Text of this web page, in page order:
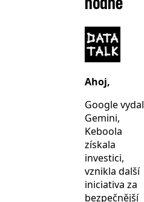
hodně
Ahoj,
Google vydal
Gemini,
Keboola
získala
investici,
vznikla další
iniciativa za
bezpečnější